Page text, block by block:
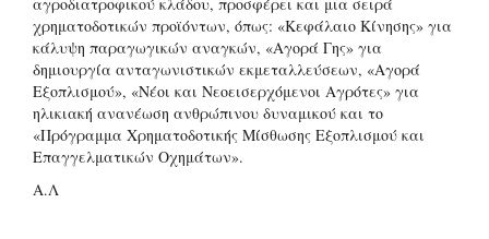
χρηματοδοτικών προϊόντων, όπως: «Κεφάλαιο Κίνησης» για
κάλυψη παραγωγικών αναγκών, «Αγορά Γης» για
δημιουργία ανταγωνιστικών εκμεταλλεύσεων, «Αγορά
Εξοπλισμού», «Νέοι και Νεοεισερχόμενοι Αγρότες» για
ηλικιακή ανανέωση ανθρώπινου δυναμικού και το
«Πρόγραμμα Χρηματοδοτικής Μίσθωσης Εξοπλισμού και
Επαγγελματικών Οχημάτων».
Α.Λ